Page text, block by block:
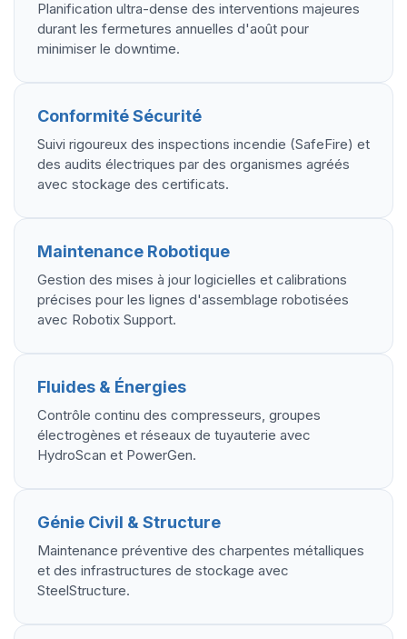
Planification ultra-dense des interventions majeures
durant les fermetures annuelles d'août pour
minimiser le downtime.
Conformité Sécurité
Suivi rigoureux des inspections incendie (SafeFire) et
des audits électriques par des organismes agréés
avec stockage des certificats.
Maintenance Robotique
Gestion des mises à jour logicielles et calibrations
précises pour les lignes d'assemblage robotisées
avec Robotix Support.
Fluides & Énergies
Contrôle continu des compresseurs, groupes
électrogènes et réseaux de tuyauterie avec
HydroScan et PowerGen.
Génie Civil & Structure
Maintenance préventive des charpentes métalliques
et des infrastructures de stockage avec
SteelStructure.